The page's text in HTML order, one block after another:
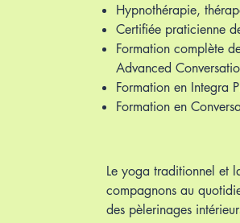
Hypnothérapie,
Certifiée praticienne
Formation complète
Advanced
Formation en Integra
Formation en
Le yoga traditionnel et
compagnons au
des pèlerinages